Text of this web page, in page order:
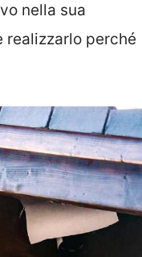
nella sua
realizzarlo perché